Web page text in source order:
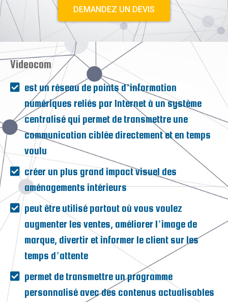
DEMANDEZ UN DEVIS
Videocom
est un réseau de points d’information
numériques reliés par Internet à un système
centralisé qui permet de transmettre une
communication ciblée directement et en temps
voulu
créer un plus grand impact visuel des
aménagements intérieurs
peut être utilisé partout où vous voulez
augmenter les ventes, améliorer l’image de
marque, divertir et informer le client sur les
temps d’attente
permet de transmettre un programme
personnalisé avec des contenus actualisables